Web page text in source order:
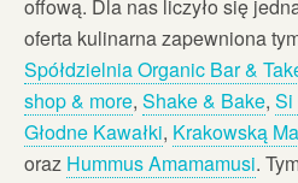
offową. Dla nas liczyło się
oferta kulinarna zapewniona
Spółdzielnia Organic Bar &
shop & more, Shake & Bake, Si
Głodne Kawałki, Krakowską
oraz Hummus Amamamusi.